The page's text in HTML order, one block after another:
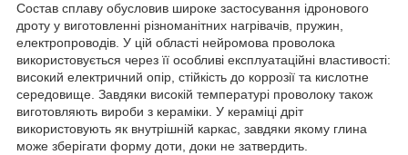
Состав сплаву обусловив широке застосування ідронового
дроту у виготовленні різноманітних нагрівачів, пружин,
електропроводів. У цій області нейромова проволока
використовується через її особливі експлуатаційні властивості:
високий електричний опір, стійкість до коррозії та кислотне
середовище. Завдяки високій температурі проволоку також
виготовляють вироби з кераміки. У кераміці дріт
використовують як внутрішній каркас, завдяки якому глина
може зберігати форму доти, доки не затвердить.